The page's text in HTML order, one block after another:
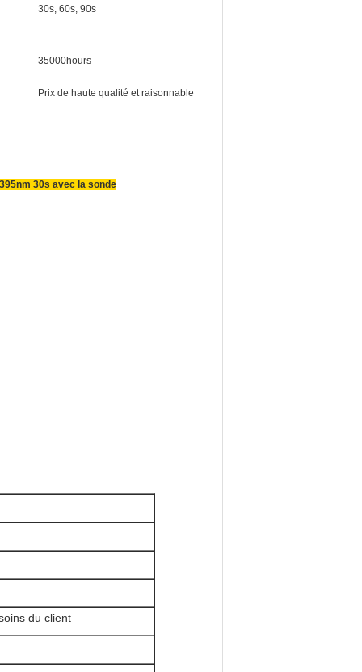
30s, 60s, 90s
35000hours
Prix de haute qualité et raisonnable
30s avec la sonde
du client